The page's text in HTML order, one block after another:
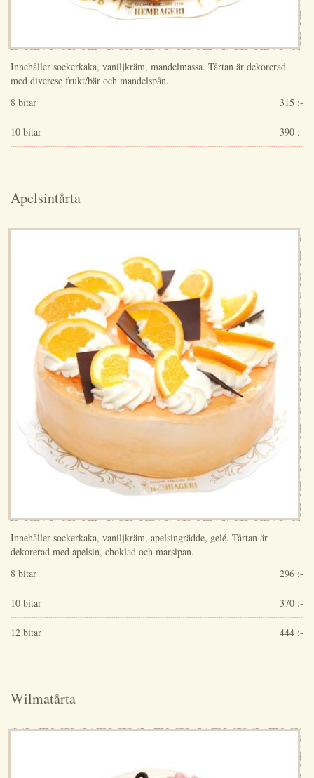
Innehåller sockerkaka, vaniljkräm, mandelmassa. Tårtan är dekorerad
med diverese frukt/bär och mandelspån.
8 bitar
315 :-
10 bitar 390 :-
Apelsintårta
Innehåller sockerkaka, vaniljkräm, apelsingrädde, gelé. Tårtan är
dekorerad med apelsin, choklad och marsipan.
8 bitar
296 :-
10 bitar 370 :-
12 bitar 444 :-
Wilmatårta